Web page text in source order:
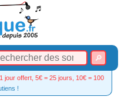
1 jour offert, 5€ = 25 jours, 10€ = 100
!